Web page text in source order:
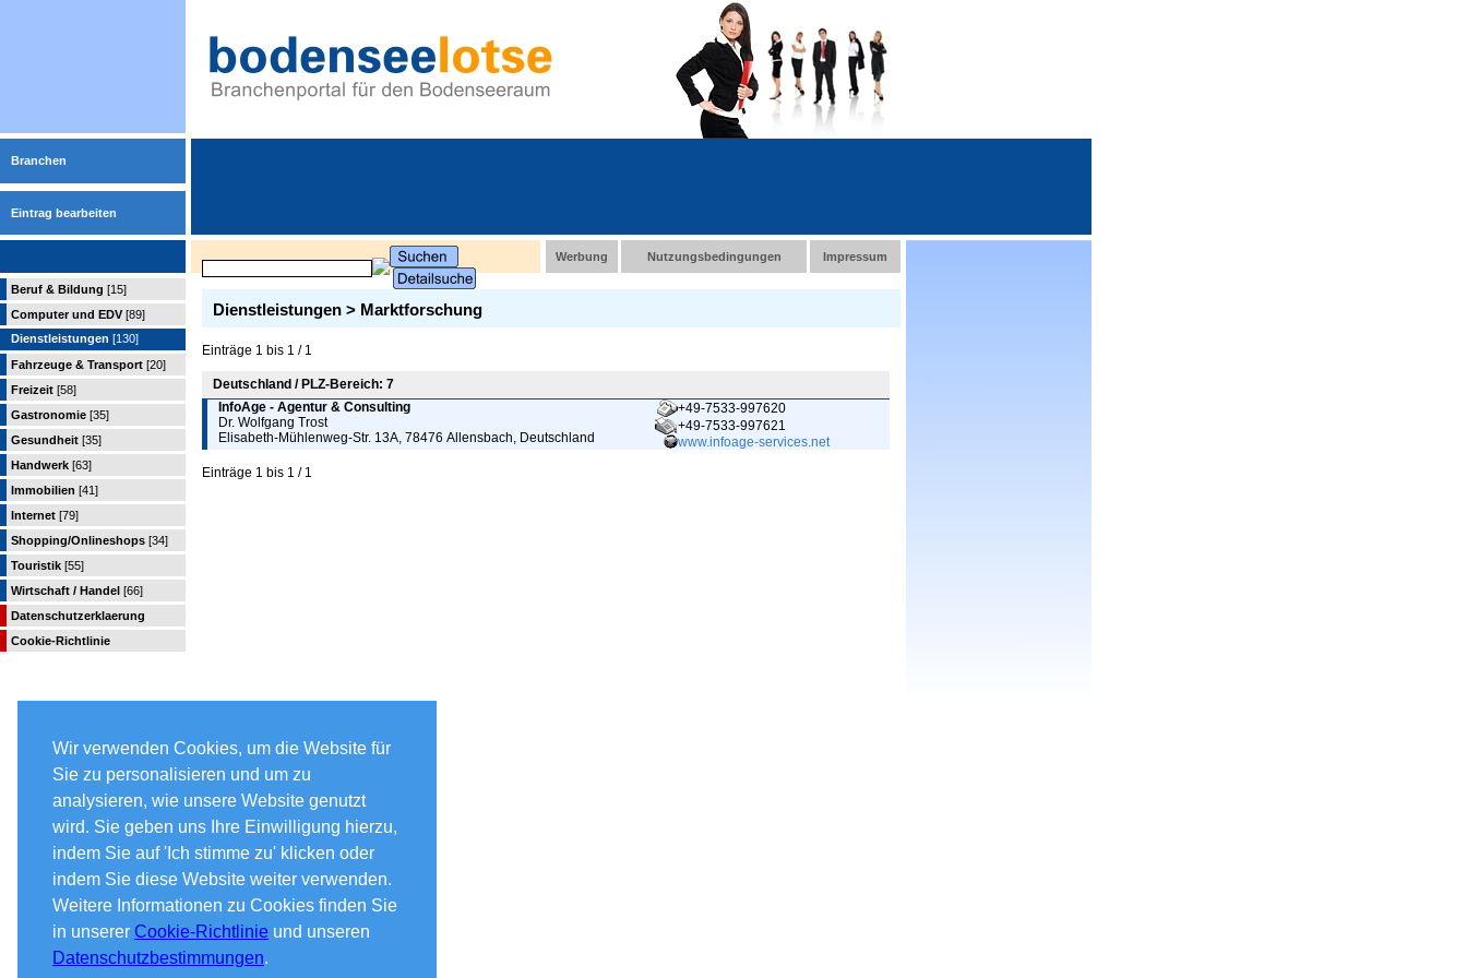
Wir verwenden Cookies, um die Website für
Sie zu personalisieren und um zu
analysieren, wie unsere Website genutzt
wird. Sie geben uns Ihre Einwilligung hierzu,
indem Sie auf 'Ich stimme zu' klicken oder
indem Sie diese Website weiter verwenden.
Weitere Informationen zu Cookies finden Sie
in unserer Cookie-Richtlinie und unseren
Datenschutzbestimmungen.
Branchen
Eintrag bearbeiten
Werbung Nutzungsbedingungen Impressum
Beruf & Bildung [15]
Computer und EDV [89]
Dienstleistungen [130]
Fahrzeuge & Transport [20]
Freizeit [58]
Gastronomie [35]
Gesundheit [35]
Handwerk [63]
Immobilien [41]
Internet [79]
Shopping/Onlineshops [34]
Touristik [55]
Wirtschaft / Handel [66]
Datenschutzerklaerung
Cookie-Richtlinie
Dienstleistungen > Marktforschung
Einträge 1 bis 1 / 1
Deutschland / PLZ-Bereich: 7
InfoAge - Agentur & Consulting
Dr. Wolfgang Trost
Elisabeth-Mühlenweg-Str. 13A, 78476 Allensbach, Deutschland
+49-7533-997620
+49-7533-997621
www.infoage-services.net
Einträge 1 bis 1 / 1